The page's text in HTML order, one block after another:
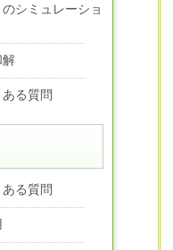
シミュレーショ
解
る質問
る質問